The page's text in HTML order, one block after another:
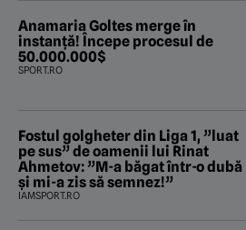
Anamaria Goltes merge în
instanță! Începe procesul de
50.000.000$
SPORT.RO
Fostul golgheter din Liga 1, ”luat
pe sus” de oamenii lui Rinat
Ahmetov: ”M-a băgat într-o dubă
și mi-a zis să semnez!”
IAMSPORT.RO